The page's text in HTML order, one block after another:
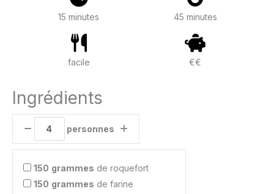
15 minutes 45 minutes
facile €€
Ingrédients
personnes
150 grammes de roquefort
150 grammes de farine